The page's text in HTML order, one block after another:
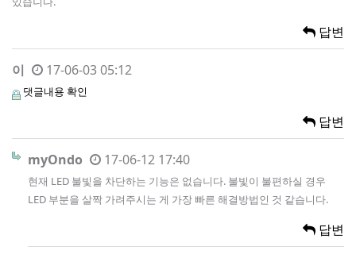
답변
이 17-06-03 05:12
댓글내용 확인
답변
myOndo 17-06-12 17:40
현재 LED 불빛을 차단하는 기능은 없습니다. 불빛이 불편하실 경우
LED 부분을 살짝 가려주시는 게 가장 빠른 해결방법인 것 같습니다.
답변